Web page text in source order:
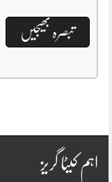
اہم کیٹا گریز